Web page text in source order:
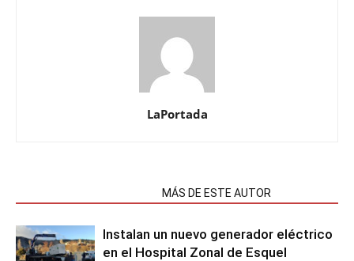
LaPortada
MÁS DE ESTE AUTOR
Instalan un nuevo generador eléctrico
en el Hospital Zonal de Esquel